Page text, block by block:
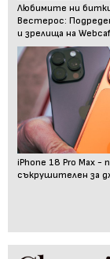
Любимите ни
Вестерос:
и зрелища на
iPhone 18 Pro Max
съкрушителен за